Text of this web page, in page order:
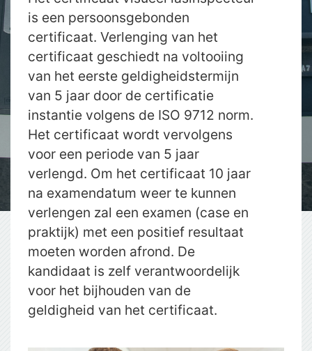
is een persoonsgebonden
certificaat. Verlenging van het
certificaat geschiedt na voltooiing
van het eerste geldigheidstermijn
van 5 jaar door de certificatie
instantie volgens de ISO 9712 norm.
Het certificaat wordt vervolgens
voor een periode van 5 jaar
verlengd. Om het certificaat 10 jaar
na examendatum weer te kunnen
verlengen zal een examen (case en
praktijk) met een positief resultaat
moeten worden afrond. De
kandidaat is zelf verantwoordelijk
voor het bijhouden van de
geldigheid van het certificaat.